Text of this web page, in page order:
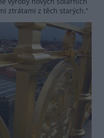
ztrátami z těch starých.“